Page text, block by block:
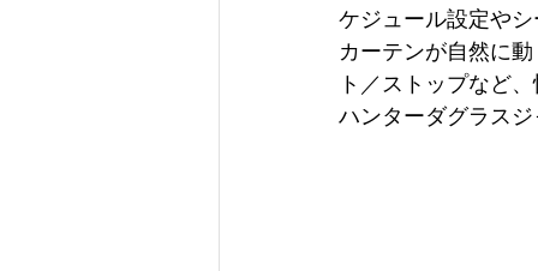
ケジュール設定や
カーテンが自然に
ト／ストップなど
ハンターダグラス